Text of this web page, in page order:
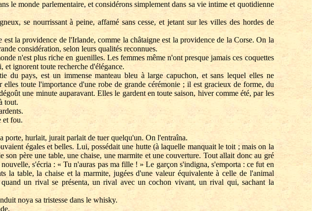
le monde parlementaire, et considérons simplement dans sa vie intime et quotidienne
se nourrissant à peine, affamé sans cesse, et jetant sur les villes des hordes de
la providence de l'Irlande, comme la châtaigne est la providence de la Corse. On la
considération, selon leurs qualités reconnues.
n'est plus riche en guenilles. Les femmes même n'ont presque jamais ces coquettes
ignorent toute recherche d'élégance.
pays, est un immense manteau bleu à large capuchon, et sans lequel elles ne
toute l'importance d'une robe de grande cérémonie ; il est gracieux de forme, du
une minute auparavant. Elles le gardent en toute saison, hiver comme été, par les
tout.
et fou.
hurlait, jurait parlait de tuer quelqu'un. On l'entraîna.
égales et belles. Lui, possédait une hutte (à laquelle manquait le toit ; mais on la
père une table, une chaise, une marmite et une couverture. Tout allait donc au gré
s'écria : « Tu n'auras pas ma fille ! » Le garçon s'indigna, s'emporta : ce fut en
la table, la chaise et la marmite, jugées d'une valeur équivalente à celle de l'animal
un rival se présenta, un rival avec un cochon vivant, un rival qui, sachant la
noya sa tristesse dans le whisky.